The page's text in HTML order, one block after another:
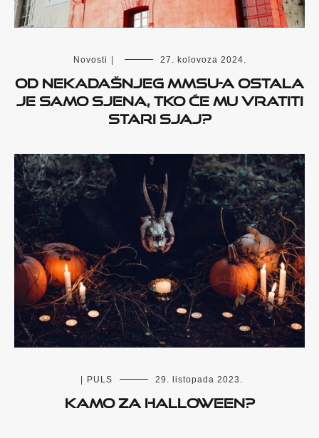
Novosti 27. kolovoza 2024.
OD NEKADAŠNJEG MMSU-a OSTALA
JE SAMO SJENA, TKO ĆE MU VRATITI
STARI SJAJ?
PULS 29. listopada 2023.
Kamo za Halloween?